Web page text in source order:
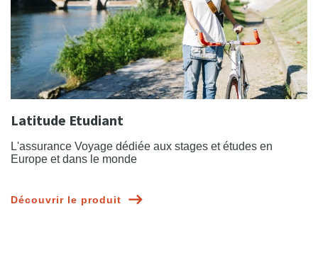
Latitude Etudiant
L'assurance Voyage dédiée aux stages et études en
Europe et dans le monde
Découvrir le produit